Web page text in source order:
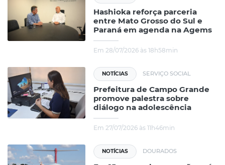
Hashioka reforça parceria
entre Mato Grosso do Sul e
Paraná em agenda na Agems
Em 28/07/2026 às 18h58min
NOTÍCIAS SERVIÇO SOCIAL
Prefeitura de Campo Grande
promove palestra sobre
diálogo na adolescência
Em 27/07/2026 às 11h46min
NOTÍCIAS DOURADOS